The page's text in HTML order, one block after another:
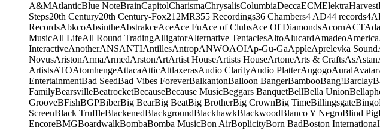
A&MAtlanticBlue NoteBrainCapitolCharismaChrysalisColumbiaDeccaECMElektraHarvest
Steps20th Century20th Century-Fox21 2MR355 Recordings36 Chambers4 AD44 records
RecordsAbkcoAbsintheAbstrakceAceAce FuAce of ClubsAce Of DiamondsAcornACTAda
MusicAll LifeAll Round TradingAlligatorAlternative TentaclesAltoAlucardAmadeoAmerica
InteractiveAnotherANSANTIAntillesAntropANWOAOIAp-Gu-GaAppleAprelevka Sound
NovusAristonArmaArmedArstonArtArtist HouseArtists HouseArtoneArts & CraftsAsAstan
ArtistsATOAtomhengeAttacaAtticAttlaxerasAudio ClarityAudio PlatterAugogoAuralAvatar
EntertainmentBad SeedBad Vibes ForeverBalkantonBalloon BangerBambooBang!Barclay
FamilyBearsvilleBeatrocketBecauseBecause MusicBeggars BanquetBellBella Union
GrooveBFishBGPBiberBig BearBig BeatBig BrotherBig CrownBig TimeBillingsgateBingo
ScreenBlack TruffleBlackenedBlackgroundBlackhawkBlackwoodBlanco Y NegroBlind Pig
EncoreBMGBoardwalkBombaBomba MusicBon AirBoplicityBorn BadBoston International